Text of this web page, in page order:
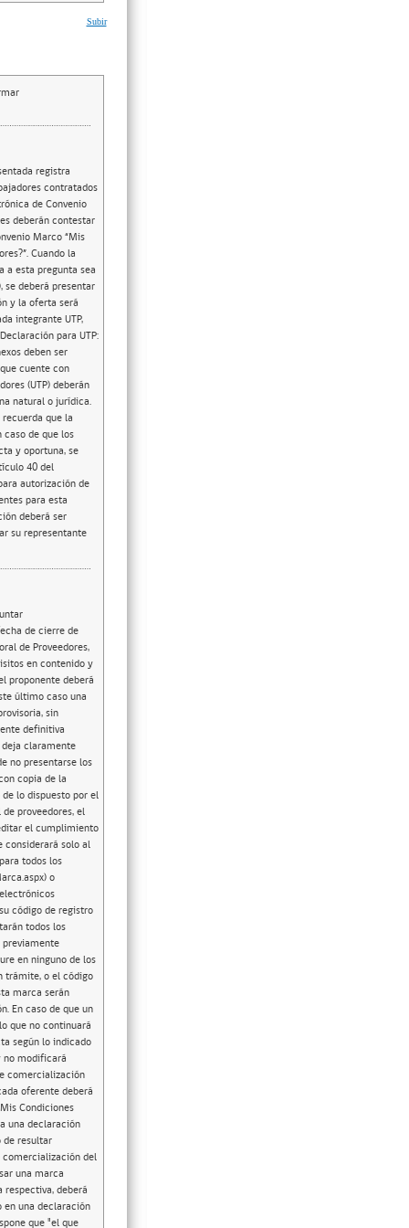
Subir
registra
contratados
de Convenio
deberán contestar
Marco “Mis
Cuando la
a esta pregunta sea
se deberá presentar
y la oferta será
integrante UTP,
para UTP:
deben ser
cuente con
(UTP) deberán
natural o jurídica.
que la
de que los
y oportuna, se
40 del
autorización de
para esta
deberá ser
su representante
de “Productos de Ferretería”, deje en blanco (no indique respuesta) para alguno(s) de los plazos de entrega para determinada(s) región(es), se entenderá automáticamente que NO oferta cobertura a esa(s) región(es), por lo que, al momento de realizar la apertura económica, estos productos respecto de los que no se indicó plazo de entrega parra determinada región, se descartarán automáticam